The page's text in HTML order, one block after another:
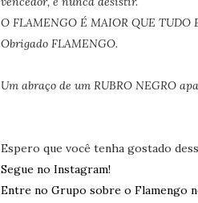
O FLAMENGO É MAIOR QUE TUDO
Obrigado FLAMENGO.
Um abraço de um RUBRO NEGRO
Espero que você tenha gostado
Segue no Instagram!
Entre no Grupo sobre o Flamengo